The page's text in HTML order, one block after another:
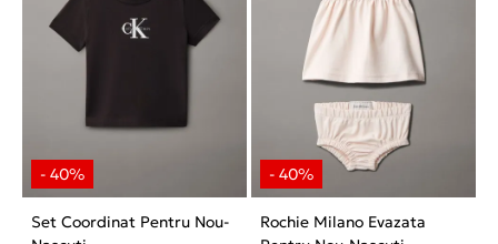
Set Coordinat Pentru Nou-
Rochie Milano Evazata